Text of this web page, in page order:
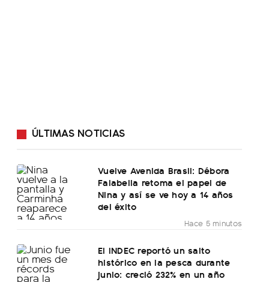
ÚLTIMAS NOTICIAS
Vuelve Avenida Brasil: Débora
Falabella retoma el papel de
Nina y así se ve hoy a 14 años
del éxito
Hace 5 minutos
El INDEC reportó un salto
histórico en la pesca durante
junio: creció 232% en un año